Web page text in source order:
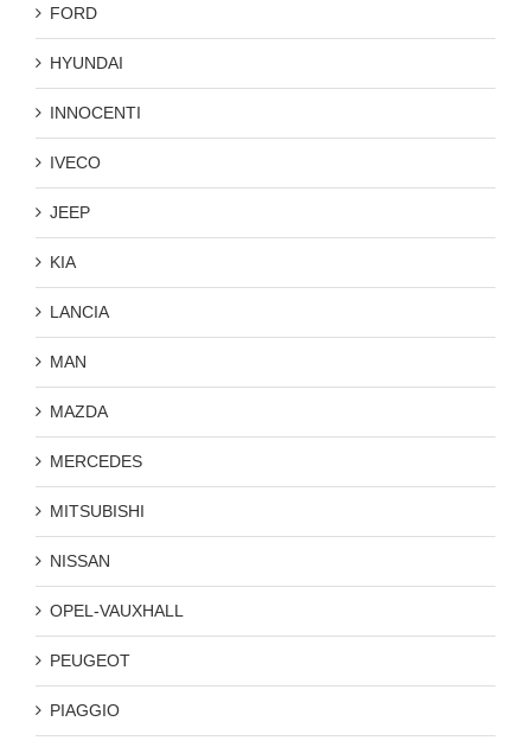
FORD
HYUNDAI
INNOCENTI
IVECO
JEEP
KIA
LANCIA
MAN
MAZDA
MERCEDES
MITSUBISHI
NISSAN
OPEL-VAUXHALL
PEUGEOT
PIAGGIO